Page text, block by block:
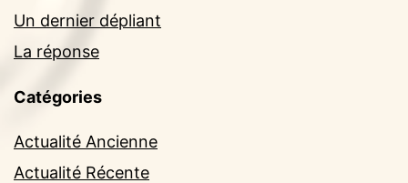
Un dernier dépliant
La réponse
Catégories
Actualité Ancienne
Actualité Récente